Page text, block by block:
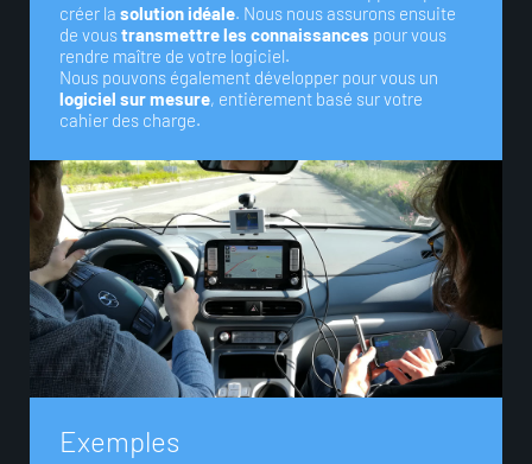
créer la solution idéale. Nous nous assurons ensuite
de voustransmettre les connaissances pour vous
rendre maître de votre logiciel.
Nous pouvons également développer pour vous un
logiciel sur mesure, entièrement basé sur votre
cahier des charge.
Exemples